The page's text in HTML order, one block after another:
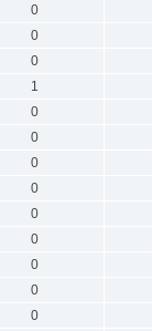
0
0
0
1
0
0
0
0
0
0
0
0
0